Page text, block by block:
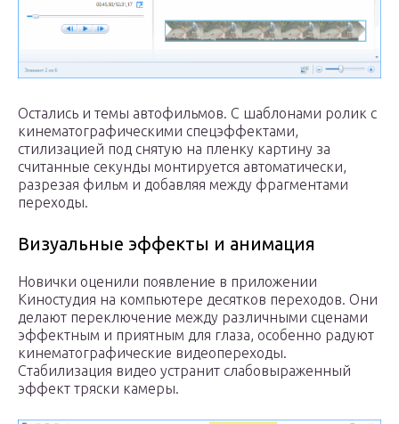
Остались и темы автофильмов. С шаблонами ролик с
кинематографическими спецэффектами,
стилизацией под снятую на пленку картину за
считанные секунды монтируется автоматически,
разрезая фильм и добавляя между фрагментами
переходы.
Визуальные эффекты и анимация
Новички оценили появление в приложении
Киностудия на компьютере десятков переходов. Они
делают переключение между различными сценами
эффектным и приятным для глаза, особенно радуют
кинематографические видеопереходы.
Стабилизация видео устранит слабовыраженный
эффект тряски камеры.